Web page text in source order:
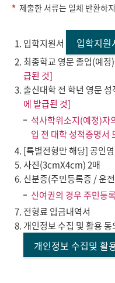
제출한 서류는 일체 반환하
입학지원서 입학지원
최종학교 영문 졸업(예정
급된 것]
출신대학 전 학년 영문
에 발급된 것]
석사학위소지(예정)자
입 전 대학 성적증명서
[특별전형만 해당] 공인
사진(3cmX4cm) 2매
신분증(주민등록증 / 운
신여권의 경우 주민등
전형료 입금내역서
개인정보 수집 및 활용 동
개인정보 수집및 활